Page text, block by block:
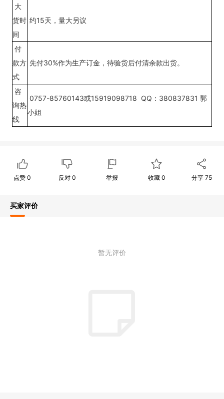
大
货时
间
约15天，量大另议
付
款方
式
先付30%作为生产订金，待验货后付清余款出货。
咨
询热
线
0757-85760143或15919098718 QQ：380837831 郭
小姐
点赞0 反对 0 举报 收藏0 分享 75
买家评价
暂无评价